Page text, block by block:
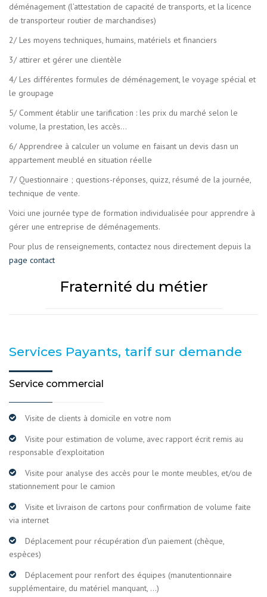
déménagement (l’attestation de capacité de transports, et la licence
de transporteur routier de marchandises)
2/ Les moyens techniques, humains, matériels et financiers
3/ attirer et gérer une clientèle
4/ Les différentes formules de déménagement, le voyage spécial et
le groupage
5/ Comment établir une tarification : les prix du marché selon le
volume, la prestation, les accès…
6/ Apprendree à calculer un volume en faisant un devis dasn un
appartement meublé en situation réelle
7/ Questionnaire ; questions-réponses, quizz, résumé de la journée,
technique de vente.
Voici une journée type de formation individualisée pour apprendre à
gérer une entreprise de déménagements.
Pour plus de renseignements, contactez nous directement depuis la
page contact
Fraternité du métier
Services Payants, tarif sur demande
Service commercial
Visite de clients à domicile en votre nom
Visite pour estimation de volume, avec rapport écrit remis au
responsable d’exploitation
Visite pour analyse des accès pour le monte meubles, et/ou de
stationnement pour le camion
Visite et livraison de cartons pour confirmation de volume faite
via internet
Déplacement pour récupération d’un paiement (chèque,
espèces)
Déplacement pour renfort des équipes (manutentionnaire
supplémentaire, du matériel manquant, …)